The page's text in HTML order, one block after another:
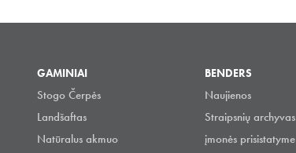
GAMINIAI
Stogo Čerpės
Landšaftas
Natūralus akmuo
BENDERS
Naujienos
Straipsnių archyvas
įmonės prisistatyme